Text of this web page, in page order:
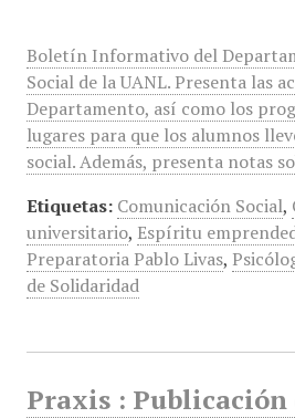
Boletín Informativo del
Social de la UANL. Presenta las
Departamento, así como los
lugares para que los alumnos
social. Además, presenta notas
Etiquetas: Comunicación Social,
universitario, Espíritu
Preparatoria Pablo Livas,
de Solidaridad
Praxis : Publicación